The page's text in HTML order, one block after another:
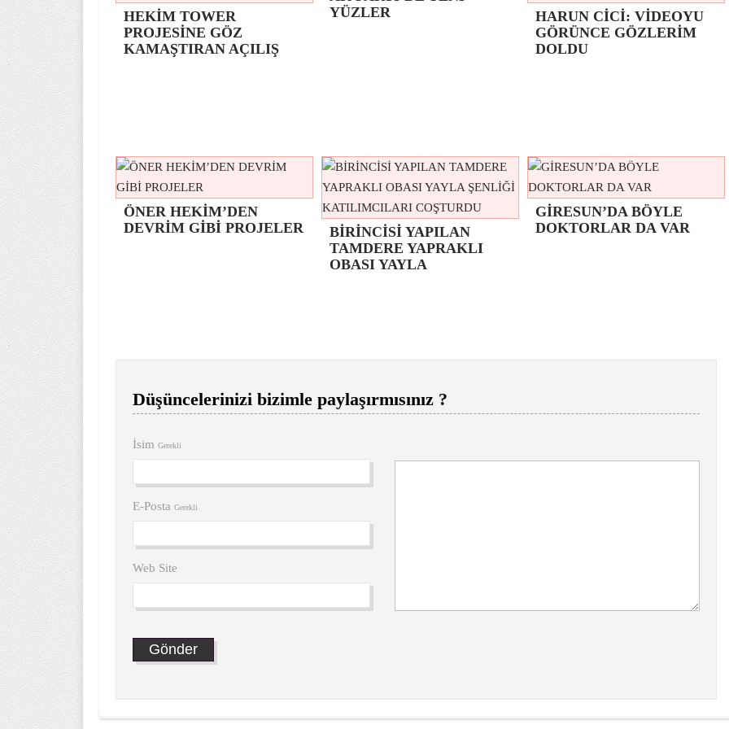
HEKİM TOWER
PROJESİNE GÖZ
KAMAŞTIRAN AÇILIŞ
YÜZLER
HARUN CİCİ: VİDEOYU
GÖRÜNCE GÖZLERİM
DOLDU
ÖNER HEKİM’DEN
DEVRİM GİBİ PROJELER
BİRİNCİSİ YAPILAN
TAMDERE YAPRAKLI
OBASI YAYLA
GİRESUN’DA BÖYLE
DOKTORLAR DA VAR
Düşüncelerinizi bizimle paylaşırmısınız ?
İsim Gerekli
E-Posta Gerekli
Web Site